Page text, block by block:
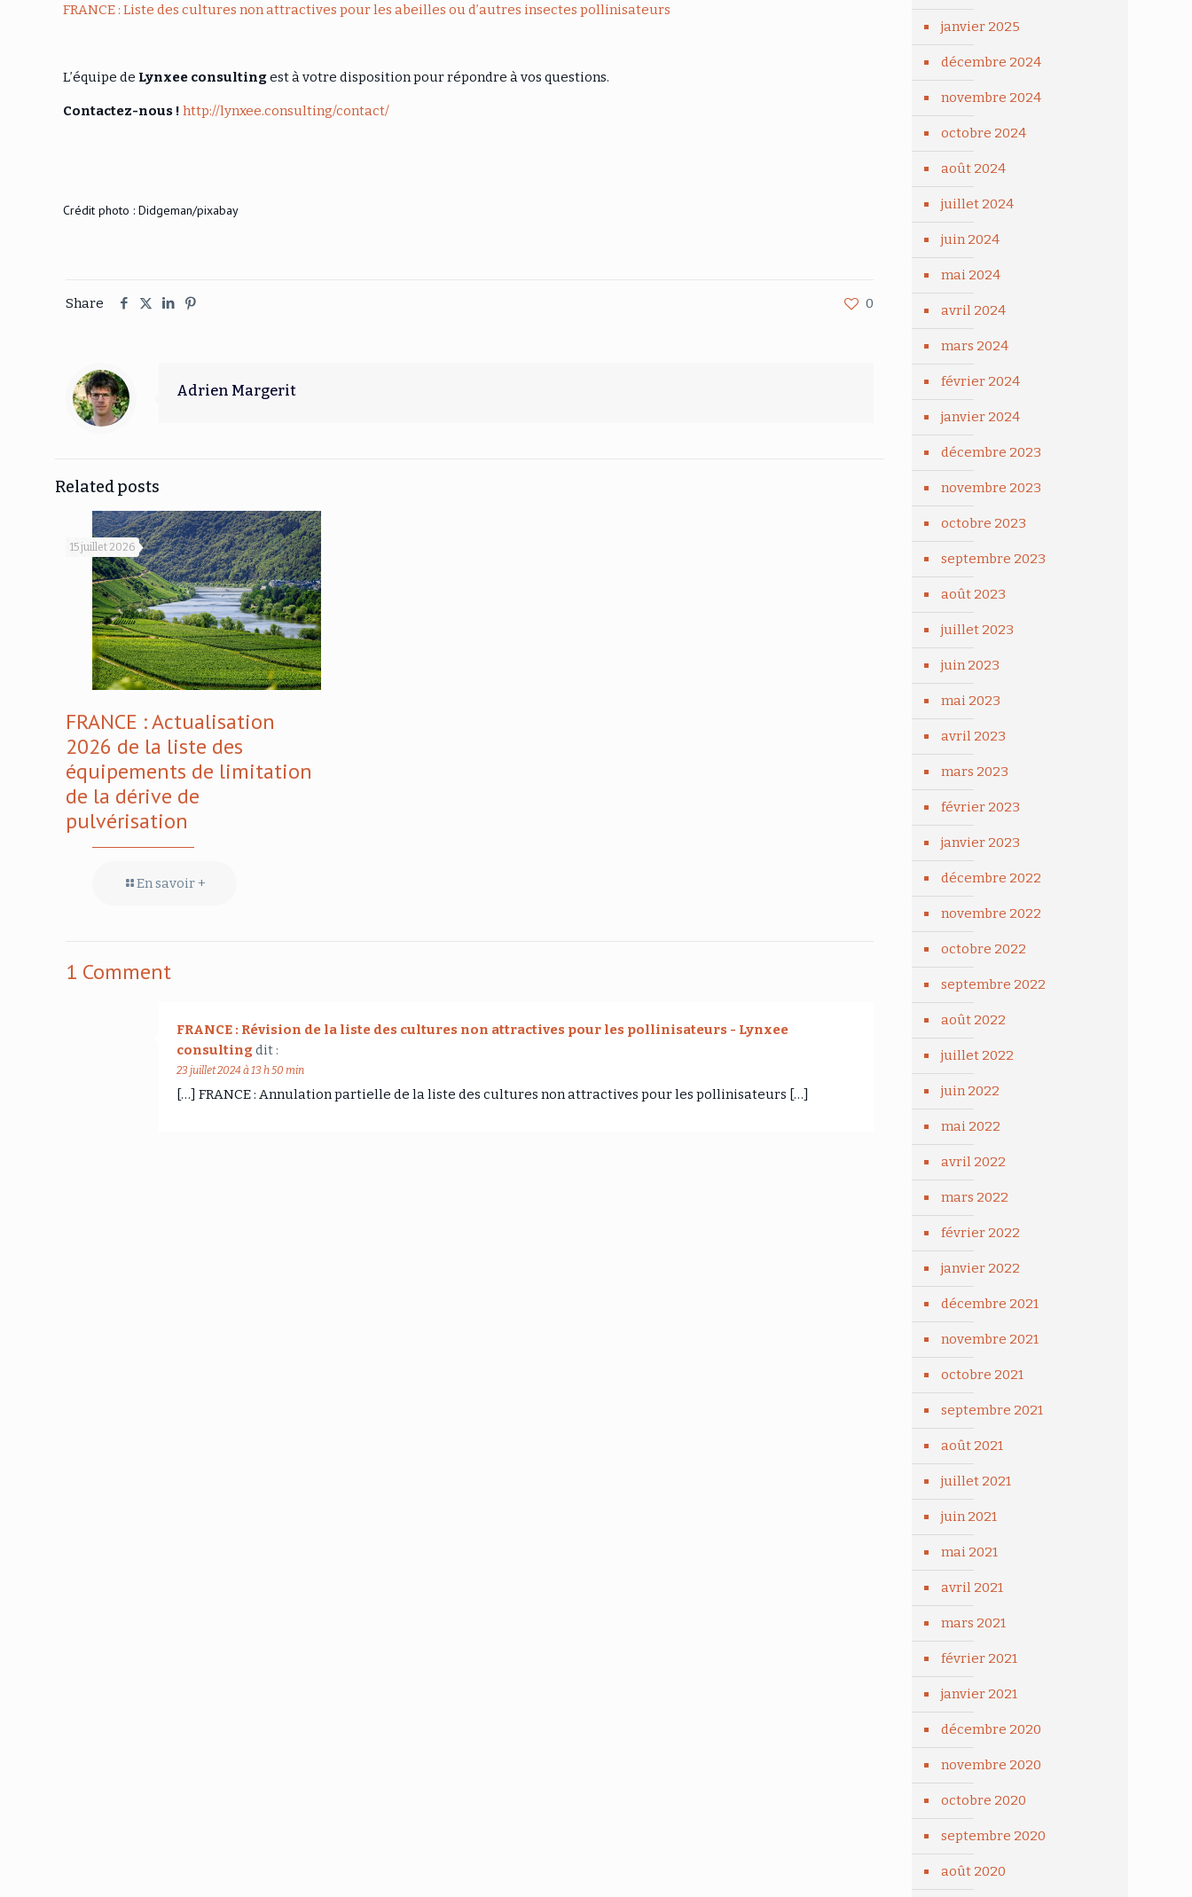
FRANCE : Liste des cultures non attractives pour les abeilles ou d’autres insectes pollinisateurs
L’équipe de Lynxee consultingest à votre disposition pour répondre à vos questions.
Contactez-nous ! http://lynxee.consulting/contact/
Crédit photo : Didgeman/pixabay
Share 0
Adrien Margerit
Related posts
15 juillet 2026
FRANCE : Actualisation
2026 de la liste des
équipements de limitation
de la dérive de
pulvérisation
En savoir +
1 Comment
FRANCE : Révision de la liste des cultures non attractives pour les pollinisateurs - Lynxee
consultingdit :
23 juillet 2024 à 13 h 50 min
[…] FRANCE : Annulation partielle de la liste des cultures non attractives pour les pollinisateurs […]
janvier 2025
décembre 2024
novembre 2024
octobre 2024
août 2024
juillet 2024
juin 2024
mai 2024
avril 2024
mars 2024
février 2024
janvier 2024
décembre 2023
novembre 2023
octobre 2023
septembre 2023
août 2023
juillet 2023
juin 2023
mai 2023
avril 2023
mars 2023
février 2023
janvier 2023
décembre 2022
novembre 2022
octobre 2022
septembre 2022
août 2022
juillet 2022
juin 2022
mai 2022
avril 2022
mars 2022
février 2022
janvier 2022
décembre 2021
novembre 2021
octobre 2021
septembre 2021
août 2021
juillet 2021
juin 2021
mai 2021
avril 2021
mars 2021
février 2021
janvier 2021
décembre 2020
novembre 2020
octobre 2020
septembre 2020
août 2020